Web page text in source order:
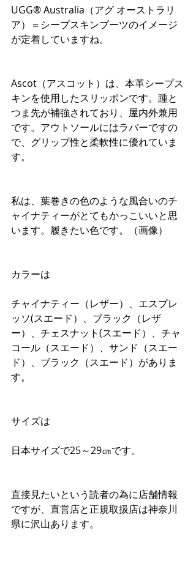
UGG® Australia（アグ オーストラリ
ア）＝シープスキンブーツのイメージ
が定着していますね。
Ascot（アスコット）は、本革シープス
キンを使用したスリッポンです。踵と
つま先が補強されており、屋内外兼用
です。アウトソールにはラバーですの
で、グリップ性と柔軟性に優れていま
す。
私は、葉巻きの色のような風合いのチ
ャイナティーがとてもかっこいいと思
います。履きたい色です。（画像）
カラーは
チャイナティー（レザー）、エスプレ
ッソ(スエード）、ブラック（レザ
ー）、チェスナット(スエード）、チャ
コール（スエード）、サンド（スエー
ド）、ブラック（スエード）がありま
す。
サイズは
日本サイズで25～29㎝です。
直接見たいという読者の為に店舗情報
ですが、直営店と正規取扱店は神奈川
県に沢山あります。